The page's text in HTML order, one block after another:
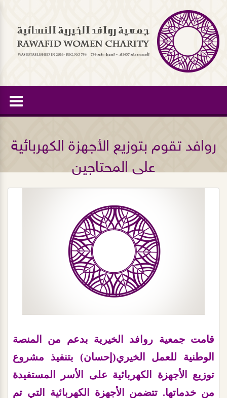
روافد تقوم بتوزيع الأجهزة الكهربائية
على المحتاجين
قامت جمعية روافد الخيرية بدعم من المنصة
الوطنية للعمل الخيري(إحسان) بتنفيذ مشروع
توزيع الأجهزة الكهربائية على الأسر المستفيدة
من خدماتها. تتضمن الأجهزة الكهربائية التي تم